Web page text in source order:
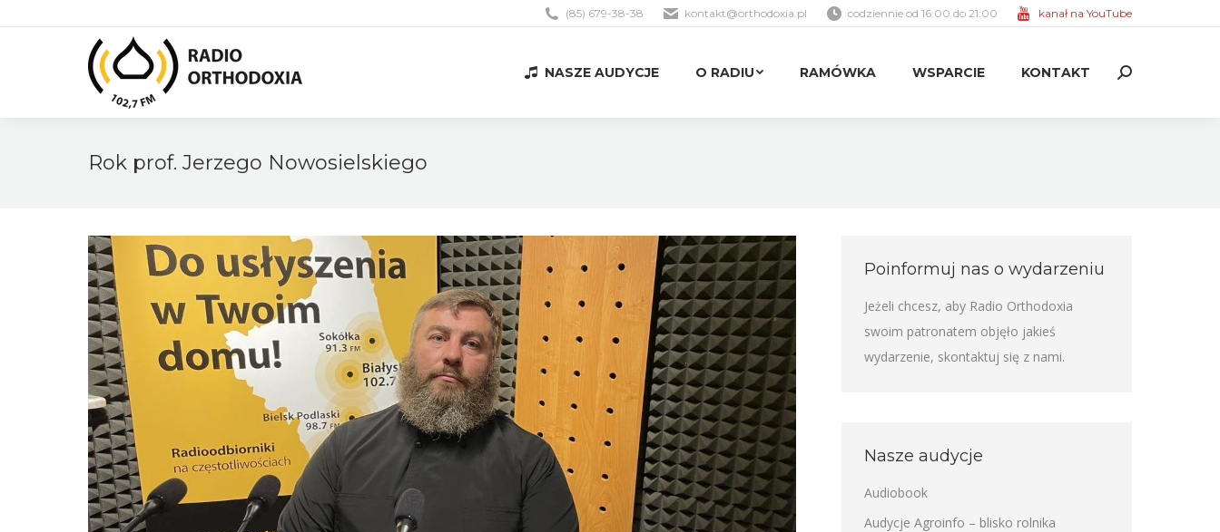
(85) 679-38-38 kontakt@orthodoxia.pl codziennie od 16:00 do 21:00 kanał na YouTube
NASZE AUDYCJE O RADIU RAMÓWKA WSPARCIE KONTAKT Search:
Rok prof. Jerzego Nowosielskiego
Poinformuj nas o wydarzeniu
Jeżeli chcesz, aby Radio Orthodoxia
swoim patronatem objęło jakieś
wydarzenie, skontaktuj się z nami.
Nasze audycje
Audiobook
Audycje Agroinfo – blisko rolnika